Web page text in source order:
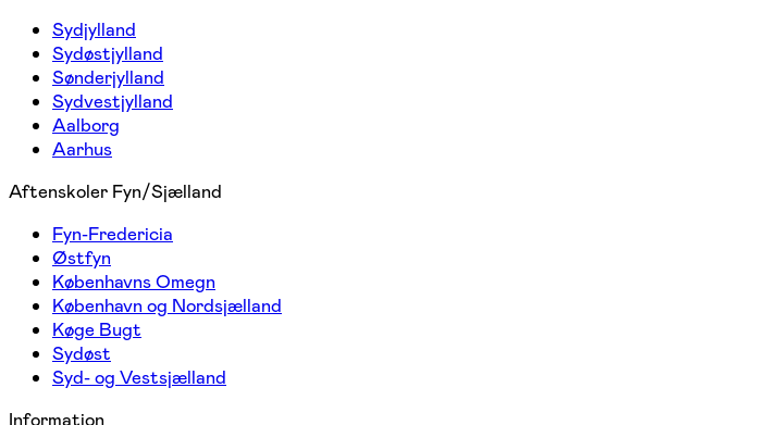
Sydjylland
Sydøstjylland
Sønderjylland
Sydvestjylland
Aalborg
Aarhus
Aftenskoler Fyn/Sjælland
Fyn-Fredericia
Østfyn
Københavns Omegn
København og Nordsjælland
Køge Bugt
Sydøst
Syd- og Vestsjælland
Information